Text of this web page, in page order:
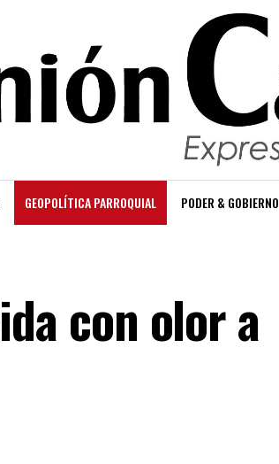
GEOPOLÍTICA PARROQUIAL PODER & GOBIERNO
con olor a